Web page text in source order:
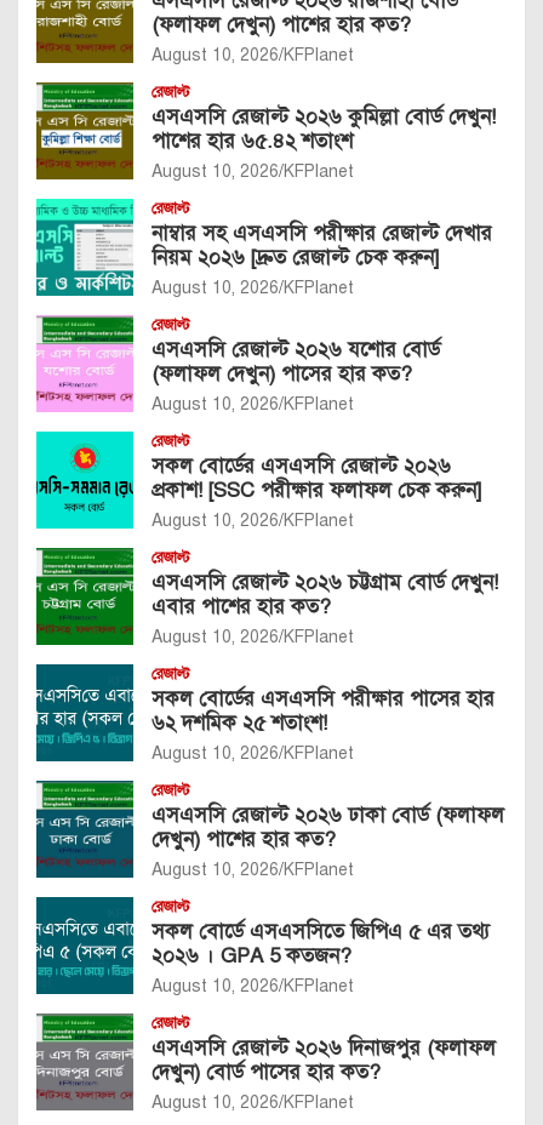
(ফলাফল দেখুন) পাশের হার কত?
August 10, 2026 KFPlanet
রেজাল্ট
এসএসসি রেজাল্ট ২০২৬ কুমিল্লা বোর্ড দেখুন!
পাশের হার ৬৫.৪২ শতাংশ
August 10, 2026 KFPlanet
রেজাল্ট
নাম্বার সহ এসএসসি পরীক্ষার রেজাল্ট দেখার
নিয়ম ২০২৬ [দ্রুত রেজাল্ট চেক করুন]
August 10, 2026 KFPlanet
রেজাল্ট
এসএসসি রেজাল্ট ২০২৬ যশোর বোর্ড
(ফলাফল দেখুন) পাসের হার কত?
August 10, 2026 KFPlanet
রেজাল্ট
সকল বোর্ডের এসএসসি রেজাল্ট ২০২৬
প্রকাশ! [SSC পরীক্ষার ফলাফল চেক করুন]
August 10, 2026 KFPlanet
রেজাল্ট
এসএসসি রেজাল্ট ২০২৬ চট্টগ্রাম বোর্ড দেখুন!
এবার পাশের হার কত?
August 10, 2026 KFPlanet
রেজাল্ট
সকল বোর্ডের এসএসসি পরীক্ষার পাসের হার
৬২ দশমিক ২৫ শতাংশ!
August 10, 2026 KFPlanet
রেজাল্ট
এসএসসি রেজাল্ট ২০২৬ ঢাকা বোর্ড (ফলাফল
দেখুন) পাশের হার কত?
August 10, 2026 KFPlanet
রেজাল্ট
সকল বোর্ডে এসএসসিতে জিপিএ ৫ এর তথ্য
২০২৬ । GPA 5 কতজন?
August 10, 2026 KFPlanet
রেজাল্ট
এসএসসি রেজাল্ট ২০২৬ দিনাজপুর (ফলাফল
দেখুন) বোর্ড পাসের হার কত?
August 10, 2026 KFPlanet